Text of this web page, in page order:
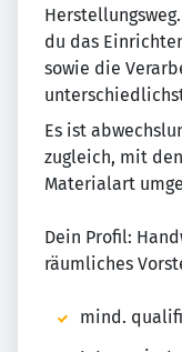
du das
sowie die
Es ist
zugleich, mit
Materialart
Dein Profil:
räumliches
mind.